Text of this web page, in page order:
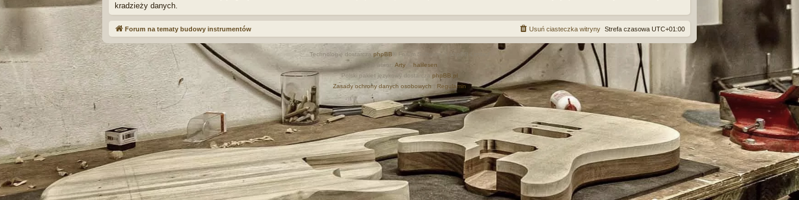
kradzieży danych.
Forum na tematy budowy instrumentów Strefa czasowa UTC+01:00
Usuń ciasteczka witryny
Technologię dostarcza phpBB ® Forum Software © phpBB Limited
Style autor: Arty
halilesen
Polski pakiet językowy dostarcza phpBB.pl
Zasady ochrony danych osobowych
Regulamin